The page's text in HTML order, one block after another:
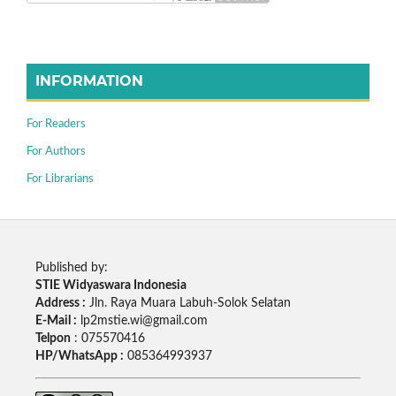
INFORMATION
For Readers
For Authors
For Librarians
Published by:
STIE Widyaswara Indonesia
Address : Jln. Raya Muara Labuh-Solok Selatan
E-Mail : lp2mstie.wi@gmail.com
Telpon: 075570416
HP/WhatsApp : 085364993937